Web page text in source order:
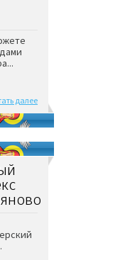
далее